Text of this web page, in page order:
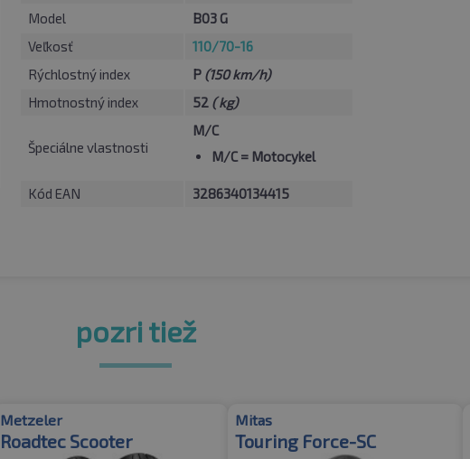
Model
B03 G
Veľkosť
110/70-16
Rýchlostný index
P (150 km/h)
Hmotnostný index
52 ( kg)
Špeciálne vlastnosti
M/C
M/C= Motocykel
Kód EAN 3286340134415
pozri tiež
Metzeler
Roadtec Scooter
Mitas
Touring Force-SC